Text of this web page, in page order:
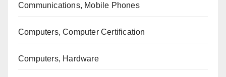
Communications, Mobile Phones
Computers, Computer Certification
Computers, Hardware